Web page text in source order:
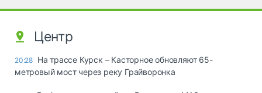
Центр
20:28 На трассе Курск – Касторное обновляют 65-
метровый мост через реку Грайворонка